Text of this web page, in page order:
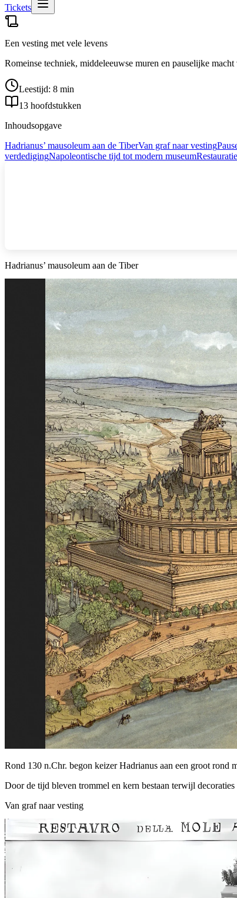
Tickets
Een vesting met vele levens
Romeinse techniek, middeleeuwse muren en pauselijke macht
Leestijd: 8 min
13 hoofdstukken
Inhoudsopgave
Hadrianus’ mausoleum aan de TiberVan graf naar vesting
verdedigingNapoleontische tijd tot modern museum
Hadrianus’ mausoleum aan de Tiber
Rond 130 n.Chr. begon keizer Hadrianus aan een groot rond
Door de tijd bleven trommel en kern bestaan terwijl
Van graf naar vesting